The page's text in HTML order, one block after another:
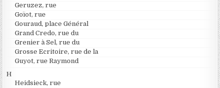
Geruzez, rue
Goïot, rue
Gouraud, place Général
Grand Credo, rue du
Grenier à Sel, rue du
Grosse Ecritoire, rue de la
Guyot, rue Raymond
H
Heidsieck, rue